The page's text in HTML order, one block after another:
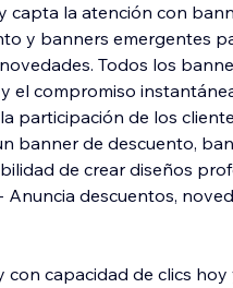
capta la atención con
y banners emergentes
Todos los
el compromiso
participación de los
banner de descuento,
de crear diseños
descuentos,
capacidad de clics